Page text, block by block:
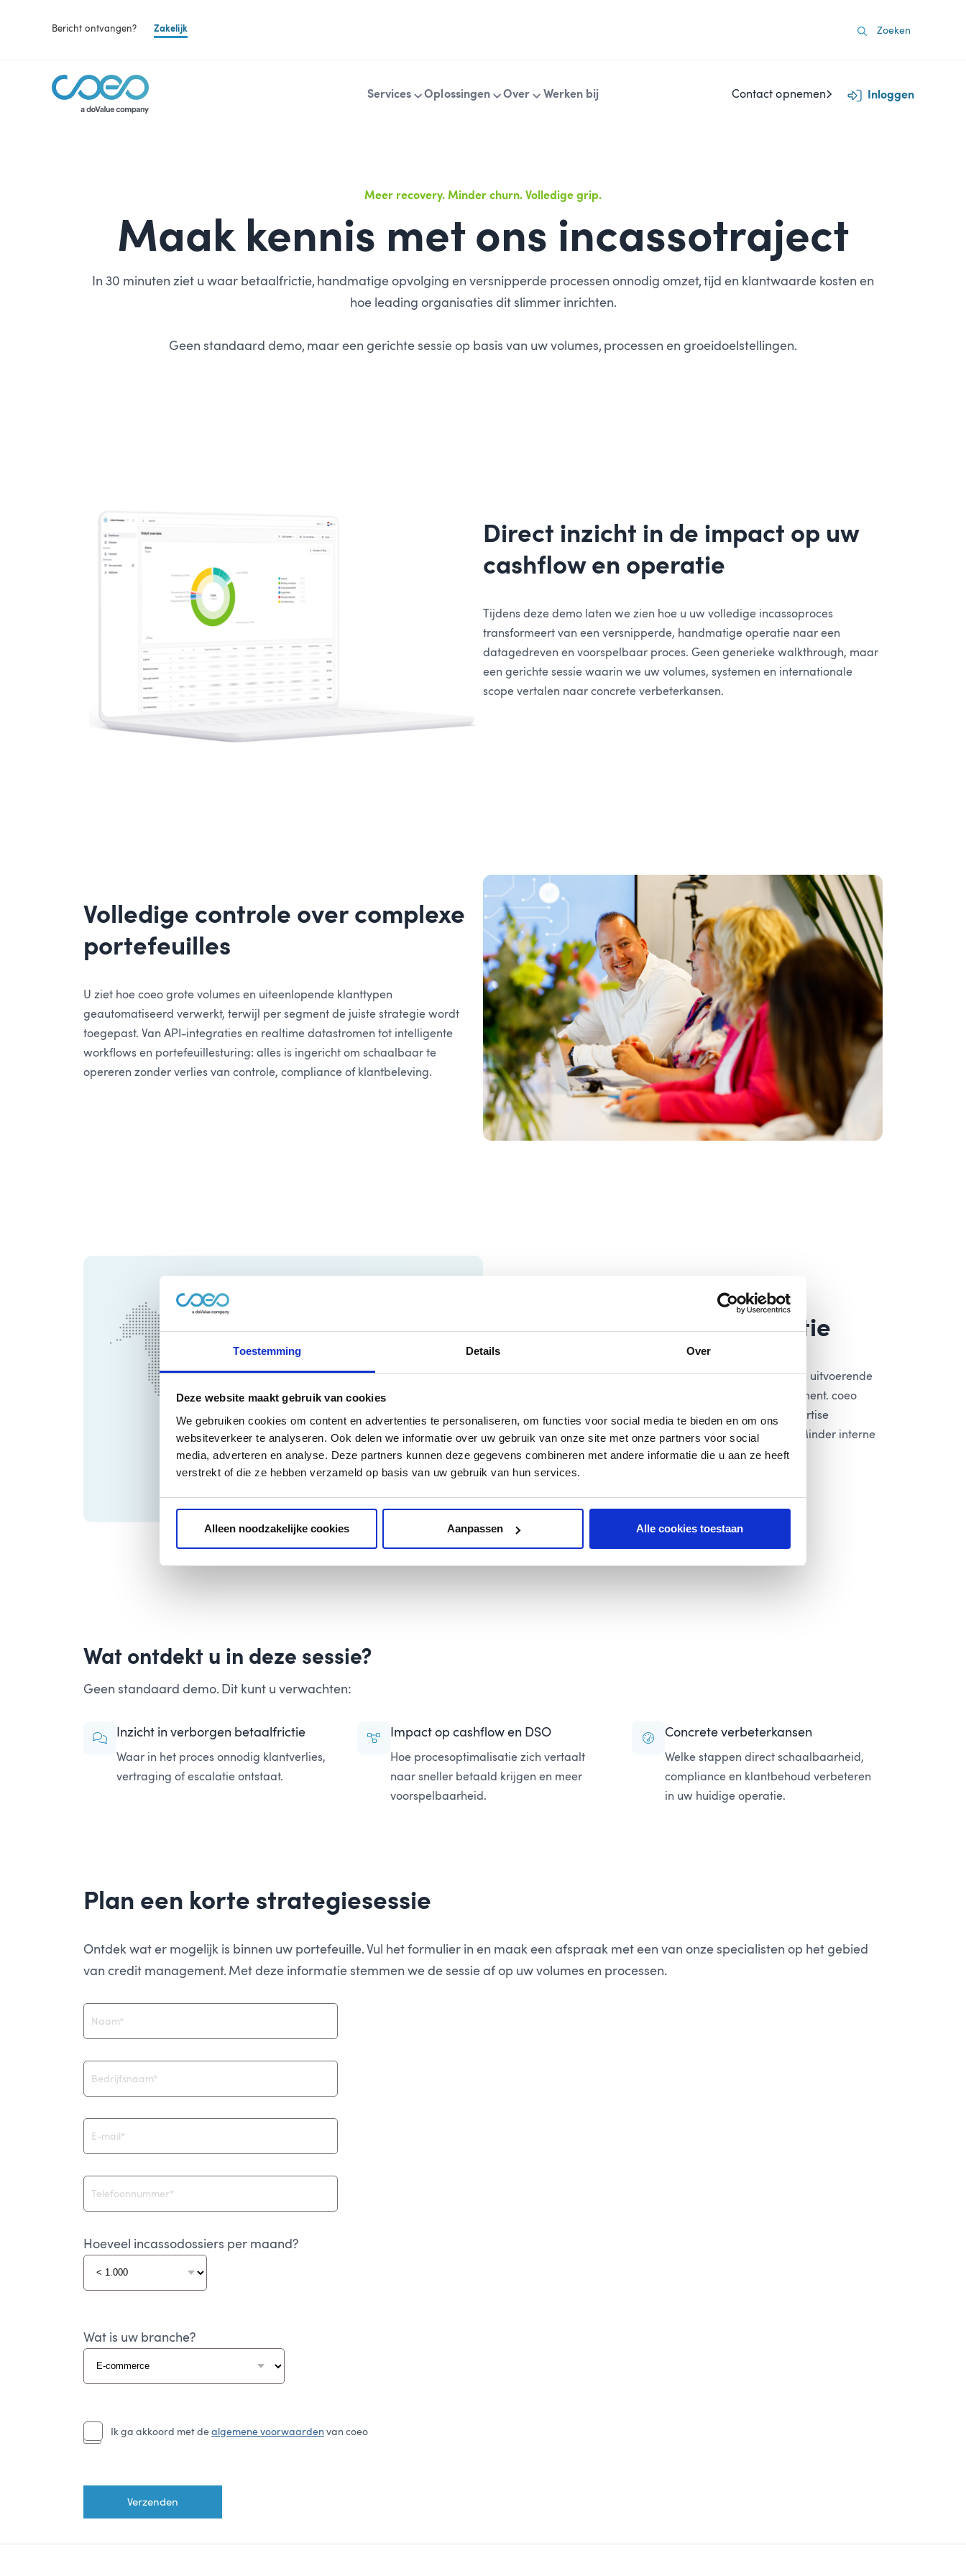
Toestemming Details Over
Deze website maakt gebruik van cookies
We gebruiken cookies om content en advertenties te personaliseren, om functies voor social media te bieden en om ons
websiteverkeer te analyseren. Ook delen we informatie over uw gebruik van onze site met onze partners voor social
media, adverteren en analyse. Deze partners kunnen deze gegevens combineren met andere informatie die u aan ze heeft
verstrekt of die ze hebben verzameld op basis van uw gebruik van hun services.
Alleen noodzakelijke cookies Aanpassen Alle cookies toestaan
Bericht ontvangen? Zakelijk
Services Oplossingen Over Werken bij Contact opnemen Inloggen
Meer recovery. Minder churn. Volledige grip.
Maak kennis met ons incassotraject
In 30 minuten ziet u waar betaalfrictie, handmatige opvolging en versnipperde processen onnodig omzet, tijd en klantwaarde kosten en
hoe leading organisaties dit slimmer inrichten.
Geen standaard demo, maar een gerichte sessie op basis van uw volumes, processen en groeidoelstellingen.
Direct inzicht in de impact op uw
cashflow en operatie
Tijdens deze demo laten we zien hoe u uw volledige incassoproces
transformeert van een versnipperde, handmatige operatie naar een
datagedreven en voorspelbaar proces. Geen generieke walkthrough, maar
een gerichte sessie waarin we uw volumes, systemen en internationale
scope vertalen naar concrete verbeterkansen.
Volledige controle over complexe
portefeuilles
U ziet hoe coeo grote volumes en uiteenlopende klanttypen
geautomatiseerd verwerkt, terwijl per segment de juiste strategie wordt
toegepast. Van API-integraties en realtime datastromen tot intelligente
workflows en portefeuillesturing: alles is ingericht om schaalbaar te
opereren zonder verlies van controle, compliance of klantbeleving.
Een incassostrategie die
meegroeit met uw organisatie
Voor organisaties met omvang en complexiteit is incasso geen uitvoerende
taak, maar een strategisch onderdeel van cashflow management. coeo
biedt een model waarin technologie, data en menselijke expertise
samenkomen om structureel betere resultaten te realiseren. Minder interne
belasting en maximale transparantie richting stakeholders.
Wat ontdekt u in deze sessie?
Geen standaard demo. Dit kunt u verwachten:
Inzicht in verborgen betaalfrictie
Waar in het proces onnodig klantverlies,
vertraging of escalatie ontstaat.
Impact op cashflow en DSO
Hoe procesoptimalisatie zich vertaalt
naar sneller betaald krijgen en meer
voorspelbaarheid.
Concrete verbeterkansen
Welke stappen direct schaalbaarheid,
compliance en klantbehoud verbeteren
in uw huidige operatie.
Plan een korte strategiesessie
Ontdek wat er mogelijk is binnen uw portefeuille. Vul het formulier in en maak een afspraak met een van onze specialisten op het gebied
van credit management. Met deze informatie stemmen we de sessie af op uw volumes en processen.
Hoeveel incassodossiers per maand?
Wat is uw branche?
Ik ga akkoord met dealgemene voorwaarden van coeo